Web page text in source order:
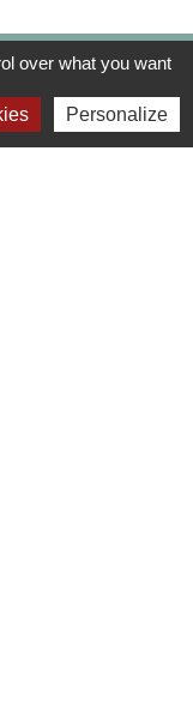
over what you want
Personalize